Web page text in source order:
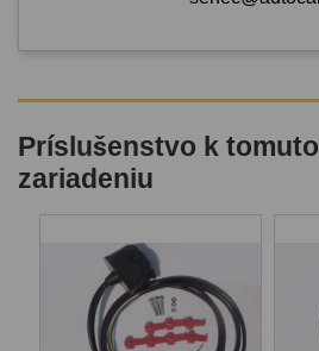
Príslušenstvo k
zariadeniu